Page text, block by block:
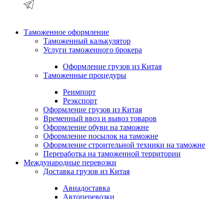
Таможенное оформление
Таможенный калькулятор
Услуги таможенного брокера
Оформление грузов из Китая
Таможенные процедуры
Реимпорт
Реэкспорт
Оформление грузов из Китая
Временный ввоз и вывоз товаров
Оформление обуви на таможне
Оформление посылок на таможне
Оформление строительной техники на таможне
Переработка на таможенной территории
Международные перевозки
Доставка грузов из Китая
Авиадоставка
Автоперевозки